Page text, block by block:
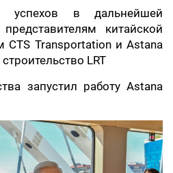
успехов в дальнейшей
китайской
CTS Transportation и Astana
LRT
запустил работу Astana